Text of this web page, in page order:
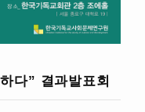
다” 결과발표회